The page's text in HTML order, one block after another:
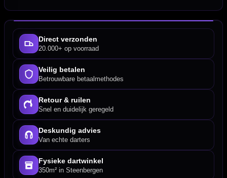
Direct verzonden
20.000+ op voorraad
Veilig betalen
Betrouwbare betaalmethodes
Retour & ruilen
Snel en duidelijk geregeld
Deskundig advies
Van echte darters
Fysieke dartwinkel
350m² in Steenbergen